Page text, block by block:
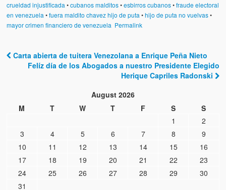
crueldad injustificada •cubanos malditos•esbirros cubanos•fraude electoral
en venezuela •fuera maldito chavez hijo de puta •hijo de puta no vuelvas•
mayor crimen financiero de venezuela Permalink
Post navigation
Carta abierta de tuitera Venezolana a Enrique Peña Nieto
Felíz día de los Abogados a nuestro Presidente Elegido
Herique Capriles Radonski
August 2026
M
T W T F S
S
1
2
3
4 5 6 7 8
9
10
11 12 13 14 15
16
17
18 19 20 21 22
23
24
25 26 27 28 29
30
31